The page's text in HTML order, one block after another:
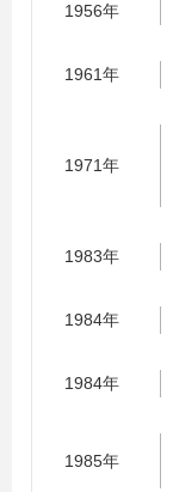
1956年
1961年
1971年
1983年
1984年
1984年
1985年